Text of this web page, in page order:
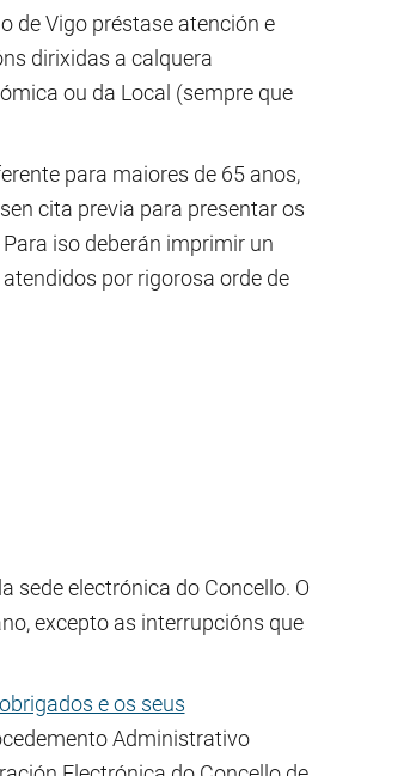
de Vigo préstase atención e
dirixidas a calquera
ou da Local (sempre que
para maiores de 65 anos,
cita previa para presentar os
iso deberán imprimir un
por rigorosa orde de
sede electrónica do Concello. O
excepto as interrupcións que
e os seus
Administrativo